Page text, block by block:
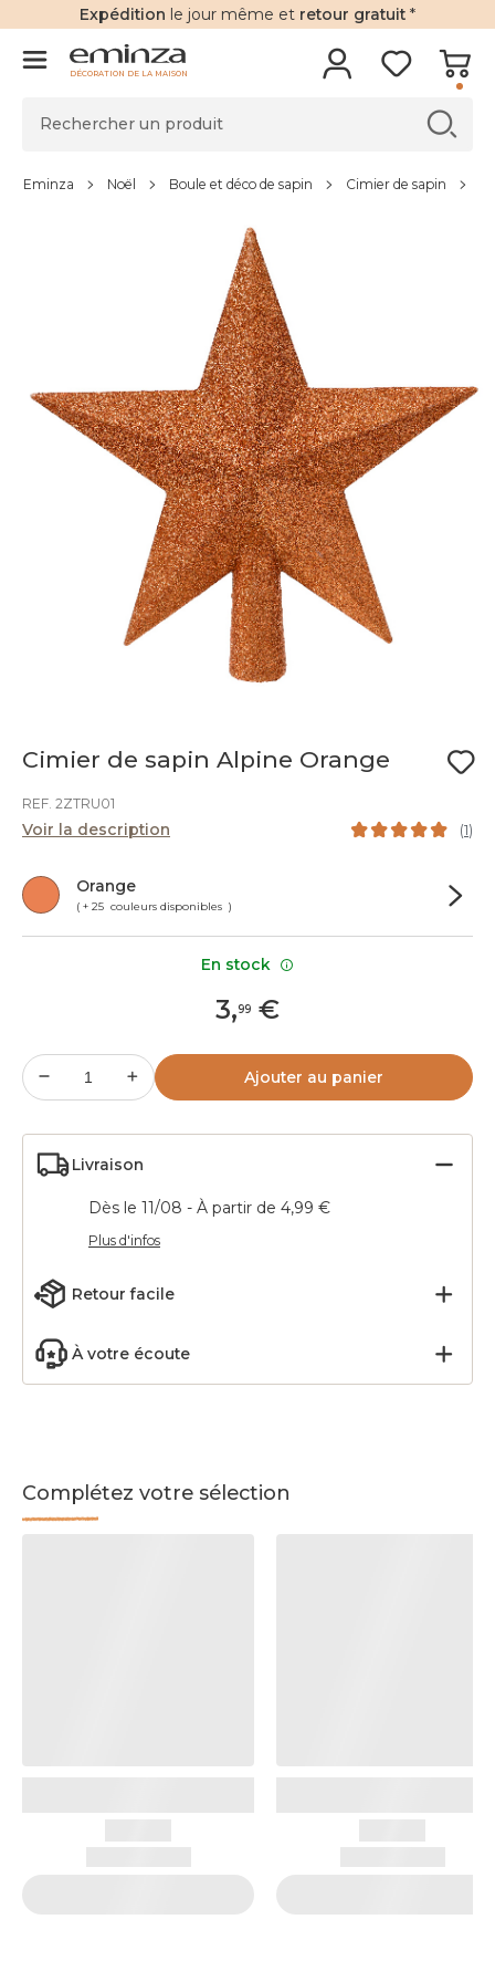
Expédition le jour même et retour gratuit *
DÉCORATION DE LA MAISON
Eminza Noël Boule et déco de sapin Cimier de sapin
Cimier de sapin Alpine Orange
REF. 2ZTRU01
Voir la description (1)
Orange
( + 25 couleurs disponibles )
3,99 €
Ajouter au panier
Livraison
Dès le 11/08 - À partir de 4,99 €
Plus d'infos
Retour facile
À votre écoute
Complétez votre sélection